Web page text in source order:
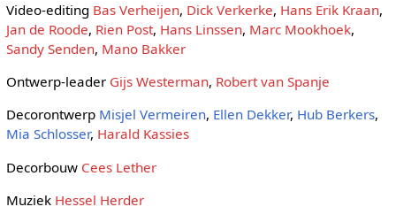
Video-editing Bas Verheijen, Dick Verkerke, Hans Erik Kraan,
Jan de Roode, Rien Post, Hans Linssen, Marc Mookhoek,
Sandy Senden, Mano Bakker
Ontwerp-leader Gijs Westerman, Robert van Spanje
Decorontwerp Misjel Vermeiren, Ellen Dekker, Hub Berkers,
Mia Schlosser, Harald Kassies
Decorbouw Cees Lether
Muziek Hessel Herder